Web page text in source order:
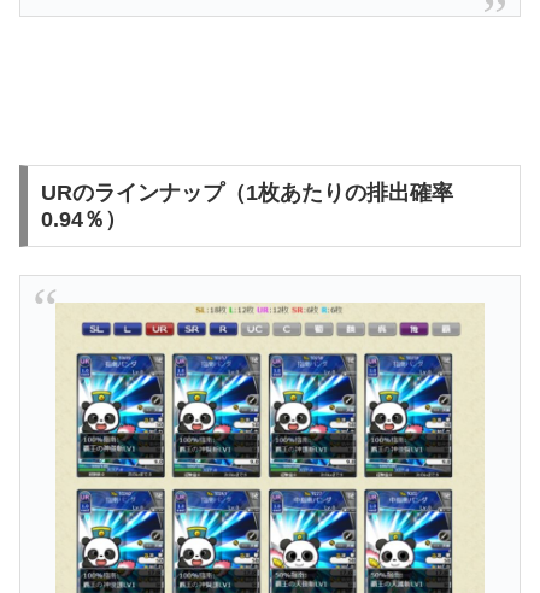
URのラインナップ（1枚あたりの排出確率
0.94％）